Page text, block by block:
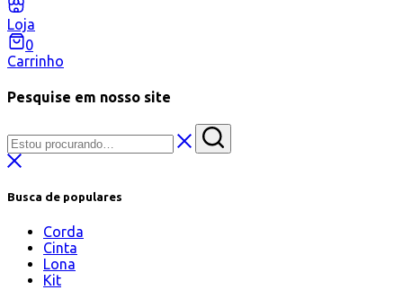
Loja
0
Carrinho
Pesquise em nosso site
Busca de populares
Corda
Cinta
Lona
Kit